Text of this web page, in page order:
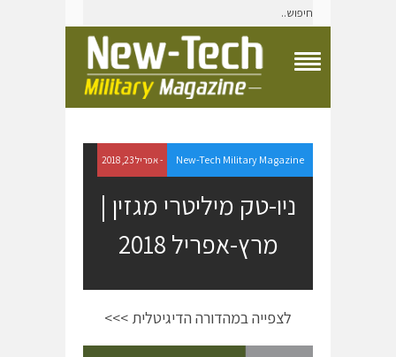
g
l
e
N
e
New-Tech Military Magazine - אפריל 23, 2018
ניו-טק מיליטרי מגזין |
מרץ-אפריל 2018
לצפייה במהדורה הדיגיטלית >>>